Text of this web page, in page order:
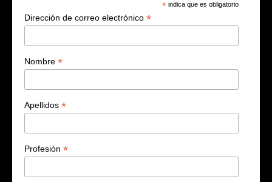
* indica que es obligatorio
Dirección de correo electrónico *
Nombre *
Apellidos *
Profesión *